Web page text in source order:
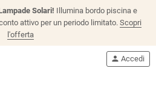
Solari! Illumina bordo piscina e
attivo per un periodo limitato. Scopri
l'offerta
person Accedi